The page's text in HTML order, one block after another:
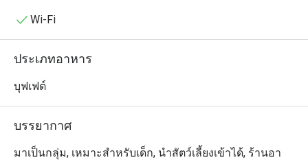
เหล่าคนรักบุฟเฟ่ต์ไม่ควรพลาดกับอาหารทะเลสดใหม่ มุม
อาหารญี่ปุ่นมากมายอาทิ ซาชิมิ ซูชิ และเทมปุระ มุมอาหาร
และเนื้อแกะอย่างดีระดับพรีเมี่ยม พร้อมของหวานหลาก
Orchid Cafe @ Sheraton Grande Sukhumvit Hotel นำเสนอ
ประสบการณ์บุฟเฟ่ต์อาหารนานาชาติสุดหรู ตั้งอยู่ที่ชั้น
Wi-Fi
ประเภทอาหาร
บุฟเฟต์
บรรยากาศ
มาเป็นกลุ่ม, เหมาะสำหรับเด็ก, นำสัตว์เลี้ยงเข้าได้, ร้านอา